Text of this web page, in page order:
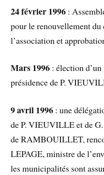
24 février 1996 :
pour le renouvellement
l’association et
Mars 1996 : élection
présidence de P.
9 avril 1996 : une
de P. VIEUVILLE et de
de RAMBOUILLET,
LEPAGE, ministre de
les municipalités sont